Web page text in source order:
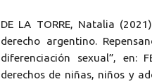
DE LA TORRE, Natalia
derecho argentino.
diferenciación sexual”, en:
derechos de niñas, niños y